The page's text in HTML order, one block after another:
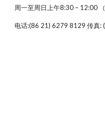
周一至周日上午8:30 – 12:00 （
电话:(86 21) 6279 8129 传真: